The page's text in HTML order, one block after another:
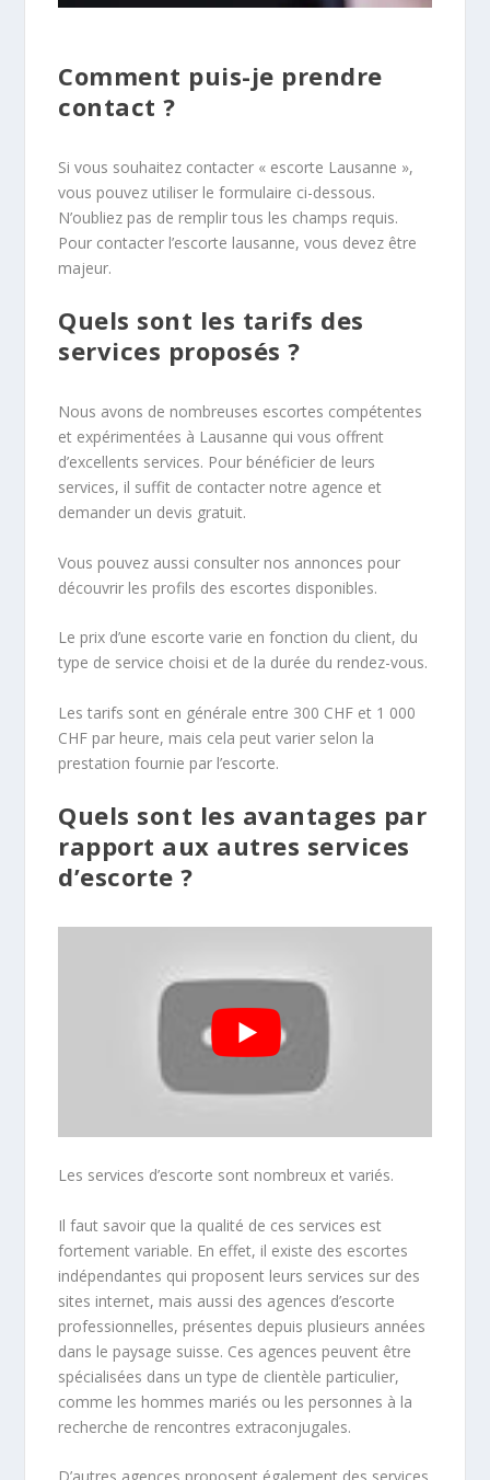
Comment puis-je prendre
contact ?
Si vous souhaitez contacter « escorte Lausanne »,
vous pouvez utiliser le formulaire ci-dessous.
N’oubliez pas de remplir tous les champs requis.
Pour contacter l’escorte lausanne, vous devez être
majeur.
Quels sont les tarifs des
services proposés ?
Nous avons de nombreuses escortes compétentes
et expérimentées à Lausanne qui vous offrent
d’excellents services. Pour bénéficier de leurs
services, il suffit de contacter notre agence et
demander un devis gratuit.
Vous pouvez aussi consulter nos annonces pour
découvrir les profils des escortes disponibles.
Le prix d’une escorte varie en fonction du client, du
type de service choisi et de la durée du rendez-vous.
Les tarifs sont en générale entre 300 CHF et 1 000
CHF par heure, mais cela peut varier selon la
prestation fournie par l’escorte.
Quels sont les avantages par
rapport aux autres services
d’escorte ?
Les services d’escorte sont nombreux et variés.
Il faut savoir que la qualité de ces services est
fortement variable. En effet, il existe des escortes
indépendantes qui proposent leurs services sur des
sites internet, mais aussi des agences d’escorte
professionnelles, présentes depuis plusieurs années
dans le paysage suisse. Ces agences peuvent être
spécialisées dans un type de clientèle particulier,
comme les hommes mariés ou les personnes à la
recherche de rencontres extraconjugales.